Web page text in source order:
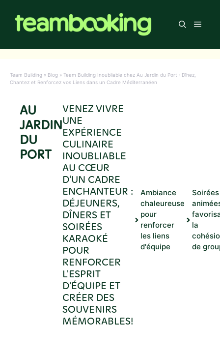
contenu
Menu
Team Building » Blog » Team Building Inoubliable chez Au Jardin du Port : Dînez,
Chantez et Renforcez vos Liens dans un Cadre Méditerranéen
AU
JARDIN
DU
PORT
VENEZ VIVRE
UNE
EXPÉRIENCE
CULINAIRE
INOUBLIABLE
AU CŒUR
D'UN CADRE
ENCHANTEUR :
DÉJEUNERS,
DÎNERS ET
SOIRÉES
KARAOKÉ
POUR
RENFORCER
L'ESPRIT
D'ÉQUIPE ET
CRÉER DES
SOUVENIRS
MÉMORABLES!
Ambiance
chaleureuse
pour
renforcer
les liens
d'équipe
Soirées
la
de